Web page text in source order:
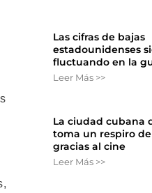
Las cifras de bajas
estadounidenses
fluctuando en la
Leer Más >>
La ciudad cubana
toma un respiro
gracias al cine
Leer Más >>